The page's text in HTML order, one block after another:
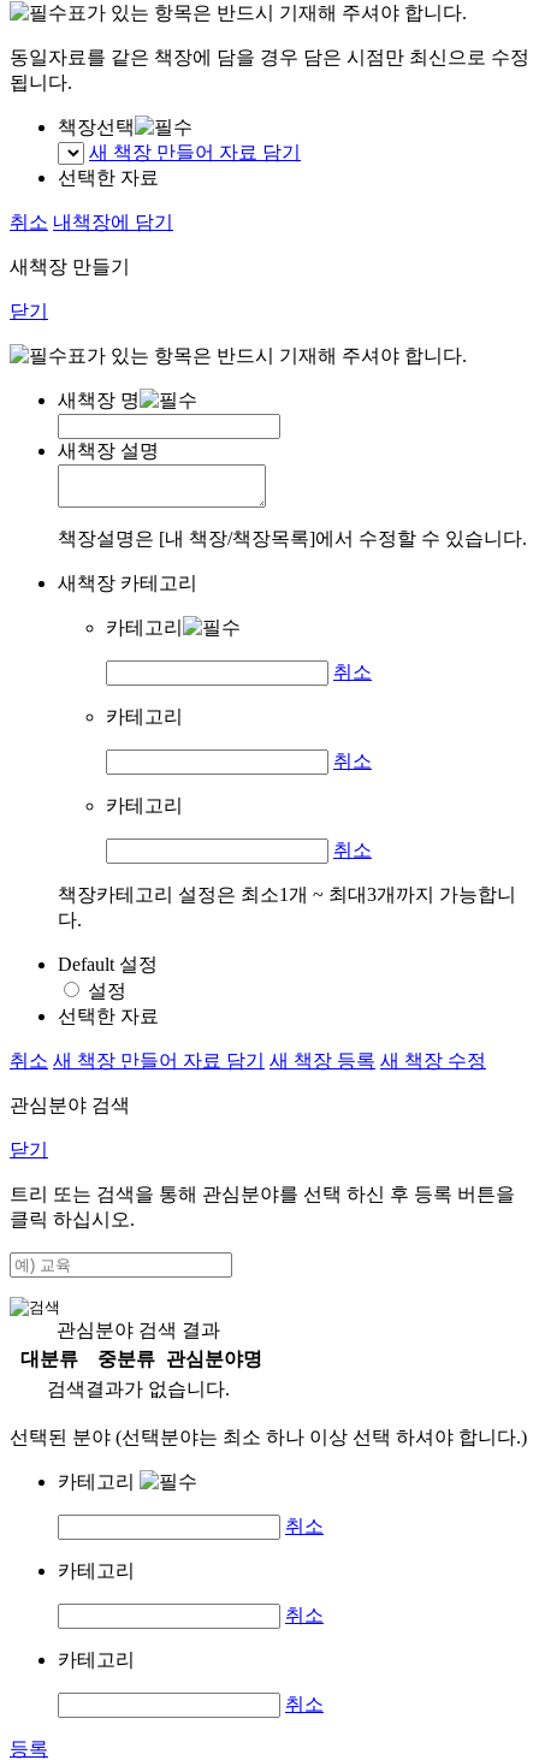
표가 있는 항목은 반드시 기재해 주셔야 합니다.
동일자료를 같은 책장에 담을 경우 담은 시점만 최신으로 수정
됩니다.
책장선택
새 책장 만들어 자료 담기
선택한 자료
취소 내책장에 담기
새책장 만들기
닫기
표가 있는 항목은 반드시 기재해 주셔야 합니다.
새책장 명
새책장 설명
책장설명은 [내 책장/책장목록]에서 수정할 수 있습니다.
새책장 카테고리
카테고리
취소
카테고리
취소
카테고리
취소
책장카테고리 설정은 최소1개 ~ 최대3개까지 가능합니
다.
Default 설정
설정
선택한 자료
취소 새 책장 만들어 자료 담기 새 책장 등록 새 책장 수정
관심분야 검색
닫기
트리 또는 검색을 통해 관심분야를 선택 하신 후 등록 버튼을
클릭 하십시오.
관심분야 검색 결과
대분류
중분류
관심분야명
검색결과가 없습니다.
선택된 분야 (선택분야는 최소 하나 이상 선택 하셔야 합니다.)
카테고리
취소
카테고리
취소
카테고리
취소
등록